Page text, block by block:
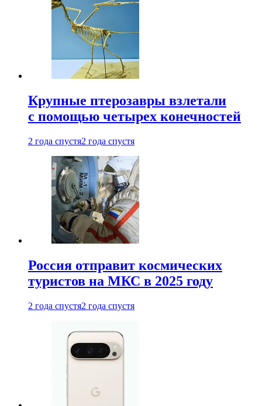
Крупные птерозавры взлетали
с помощью четырех конечностей
2 года спустя2 года спустя
Россия отправит космических
туристов на МКС в 2025 году
2 года спустя2 года спустя